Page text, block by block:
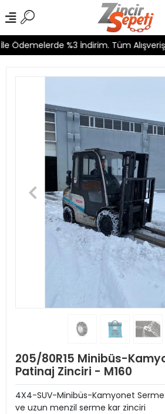
Ödemelerde %3 İndirim. Tüm
205/80R15 Minibüs-
Patinaj Zinciri - M160
4X4-SUV-Minibüs-Kamyonet
ve uzun menzil serme kar zinciri